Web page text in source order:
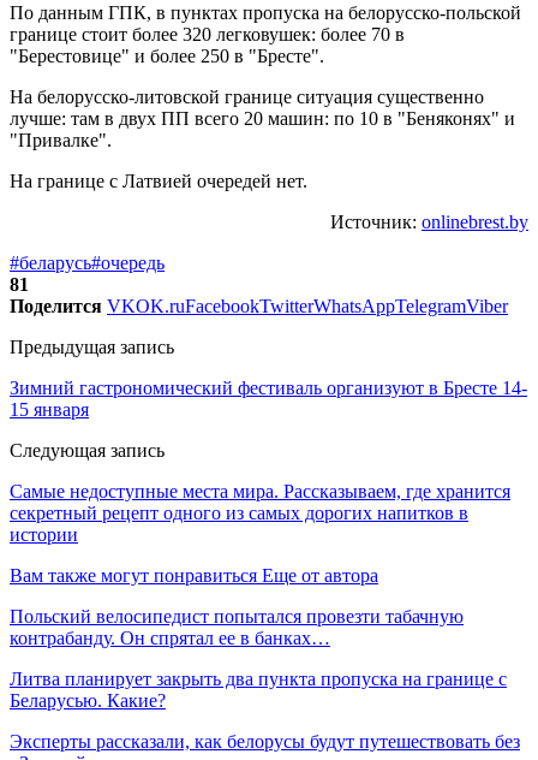
По данным ГПК, в пунктах пропуска на белорусско-польской
границе стоит более 320 легковушек: более 70 в
"Берестовице" и более 250 в "Бресте".
На белорусско-литовской границе ситуация существенно
лучше: там в двух ПП всего 20 машин: по 10 в "Беняконях" и
"Привалке".
На границе с Латвией очередей нет.
Источник: onlinebrest.by
#беларусь#очередь
81
Поделится VKOK.ruFacebookTwitterWhatsAppTelegramViber
Предыдущая запись
Зимний гастрономический фестиваль организуют в Бресте 14-
15 января
Следующая запись
Самые недоступные места мира. Рассказываем, где хранится
секретный рецепт одного из самых дорогих напитков в
истории
Вам также могут понравиться Еще от автора
Польский велосипедист попытался провезти табачную
контрабанду. Он спрятал ее в банках…
Литва планирует закрыть два пункта пропуска на границе с
Беларусью. Какие?
Эксперты рассказали, как белорусы будут путешествовать без